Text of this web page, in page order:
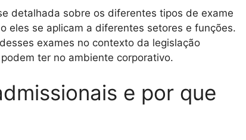
detalhada sobre os diferentes tipos de exame
eles se aplicam a diferentes setores e funções.
exames no contexto da legislação
ter no ambiente corporativo.
e por que